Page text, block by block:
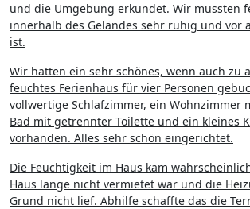
und die Umgebung erkundet. Wir mussten
innerhalb des Geländes sehr ruhig und vor
ist.
Wir hatten ein sehr schönes, wenn auch zu
feuchtes Ferienhaus für vier Personen
vollwertige Schlafzimmer, ein Wohnzimmer
Bad mit getrennter Toilette und ein kleines
vorhanden. Alles sehr schön eingerichtet.
Die Feuchtigkeit im Haus kam
Haus lange nicht vermietet war und die
Grund nicht lief. Abhilfe schaffte das die